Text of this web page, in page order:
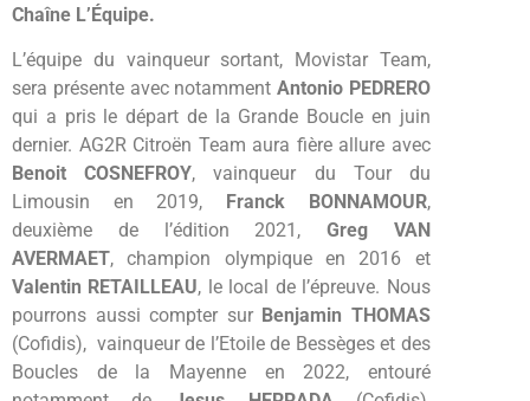
Chaîne L’Équipe.
L’équipe du vainqueur sortant, Movistar Team,
sera présente avec notammentAntonio PEDRERO
qui a pris le départ de la Grande Boucle en juin
dernier. AG2R Citroën Team aura fière allure avec
Benoit COSNEFROY, vainqueur du Tour du
Limousin en 2019,
Franck BONNAMOUR,
deuxième de l’édition 2021,Greg VAN
AVERMAET, champion olympique en 2016 et
Valentin RETAILLEAU, le local de l’épreuve. Nous
pourrons aussi compter sur Benjamin THOMAS
(Cofidis), vainqueur de l’Etoile de Bessèges et des
Boucles de la Mayenne en 2022, entouré